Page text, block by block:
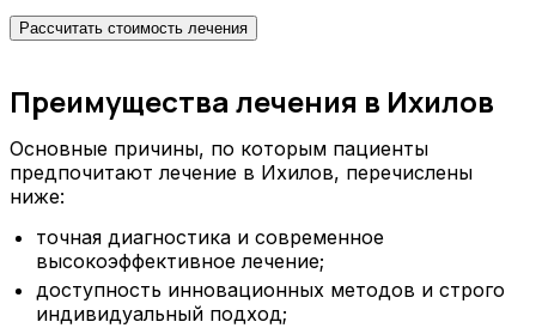
Рассчитать стоимость лечения
Преимущества лечения в Ихилов
Основные причины, по которым пациенты
предпочитают лечение в Ихилов, перечислены
ниже:
точная диагностика и современное
высокоэффективное лечение;
доступность инновационных методов и строго
индивидуальный подход;